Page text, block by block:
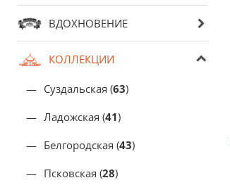
КОЛЛЕКЦИИ
Суздальская (63)
Ладожская (41)
Белгородская (43)
Псковская (28)
ВДОХНОВЕНИЕ